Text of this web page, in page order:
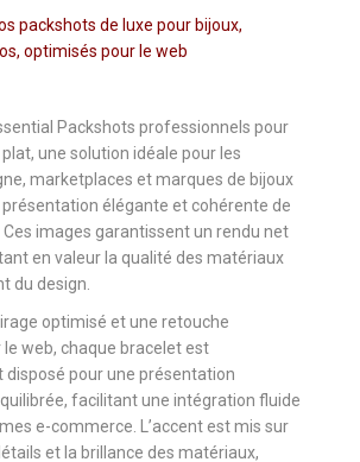
packshots de luxe pour bijoux,
optimisés pour le web
Packshots professionnels pour
une solution idéale pour les
marketplaces et marques de bijoux
élégante et cohérente de
Ces images garantissent un rendu net
en valeur la qualité des matériaux
du design.
optimisé et une retouche
web, chaque bracelet est
disposé pour une présentation
facilitant une intégration fluide
e-commerce. L’accent est mis sur
et la brillance des matériaux,